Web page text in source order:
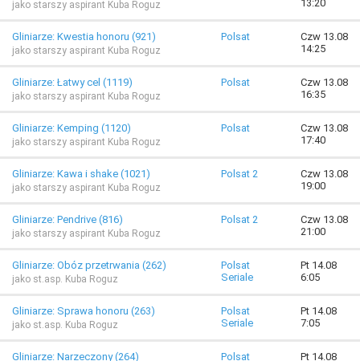
jako starszy aspirant Kuba Roguz
13:20
Gliniarze: Kwestia honoru (921)
jako starszy aspirant Kuba Roguz
Polsat
Czw 13.08
14:25
Gliniarze: Łatwy cel (1119)
jako starszy aspirant Kuba Roguz
Polsat
Czw 13.08
16:35
Gliniarze: Kemping (1120)
jako starszy aspirant Kuba Roguz
Polsat
Czw 13.08
17:40
Gliniarze: Kawa i shake (1021)
jako starszy aspirant Kuba Roguz
Polsat 2
Czw 13.08
19:00
Gliniarze: Pendrive (816)
jako starszy aspirant Kuba Roguz
Polsat 2
Czw 13.08
21:00
Gliniarze: Obóz przetrwania (262)
jako st.asp. Kuba Roguz
Polsat
Seriale
Pt 14.08
6:05
Gliniarze: Sprawa honoru (263)
jako st.asp. Kuba Roguz
Polsat
Seriale
Pt 14.08
7:05
Gliniarze: Narzeczony (264) Polsat Pt 14.08